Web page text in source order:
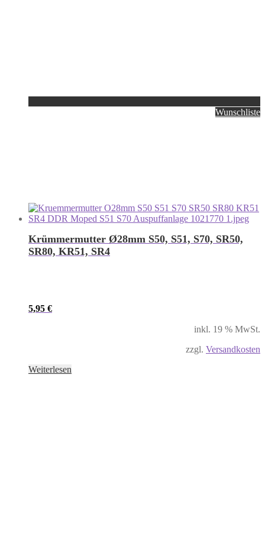
Wunschliste
Krümmermutter Ø28mm S50, S51, S70, SR50,
SR80, KR51, SR4
5,95 €
inkl. 19 % MwSt.
zzgl. Versandkosten
Weiterlesen